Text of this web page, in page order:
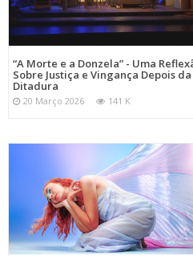
“A Morte e a Donzela” - Uma
Sobre Justiça e Vingança Depois da
Ditadura
20 Março 2026 141 K